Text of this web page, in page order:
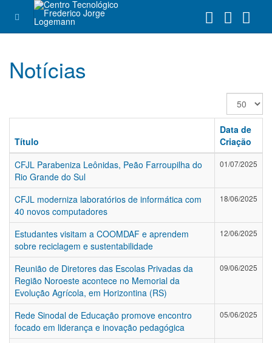
Notícias
Exibir
#
Título
Data de
Criação
CFJL Parabeniza Leônidas, Peão Farroupilha do
Rio Grande do Sul
01/07/2025
CFJL moderniza laboratórios de informática com
40 novos computadores
18/06/2025
Estudantes visitam a COOMDAF e aprendem
sobre reciclagem e sustentabilidade
12/06/2025
Reunião de Diretores das Escolas Privadas da
Região Noroeste acontece no Memorial da
Evolução Agrícola, em Horizontina (RS)
09/06/2025
Rede Sinodal de Educação promove encontro
focado em liderança e inovação pedagógica
05/06/2025